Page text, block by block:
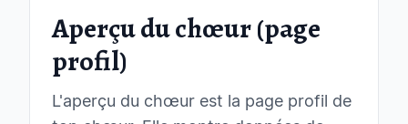
Aperçu du chœur (page
profil)
L'aperçu du chœur est la page profil de